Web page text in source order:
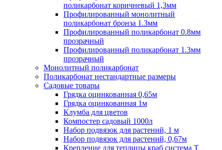
поликарбонат коричневый 1,3мм
Профилированный монолитный
поликарбонат бронза 1.3мм
Профилированный поликарбонат 0.8мм
прозрачный
Профилированный поликарбонат 1.3мм
прозрачный
Монолитный поликарбонат
Поликарбонат нестандартные размеры
Садовые товары
Грядка оцинкованная 0,65м
Грядка оцинкованная 1м
Клумба для цветов
Компостер садовый 1000л
Набор подвязок для растений, 1 м
Набор подвязок для растений, 0,67м
Крепление для теплицы краб система Т